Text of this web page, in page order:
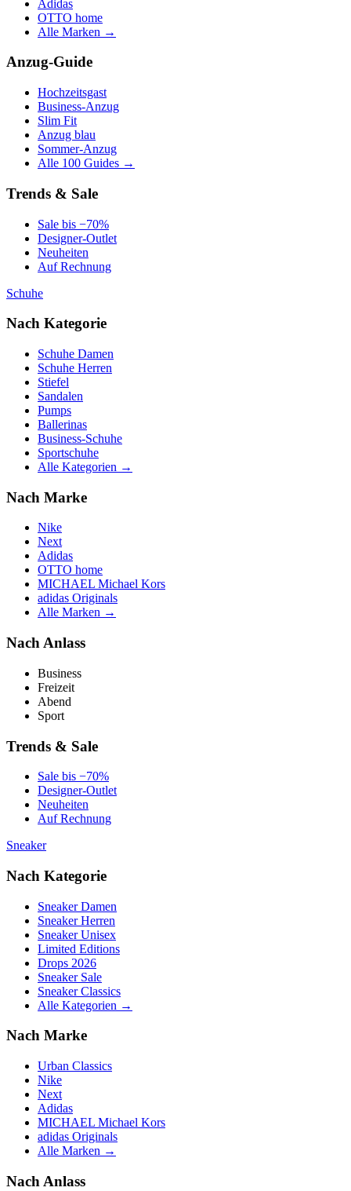
Adidas
OTTO home
Alle Marken →
Anzug-Guide
Hochzeitsgast
Business-Anzug
Slim Fit
Anzug blau
Sommer-Anzug
Alle 100 Guides →
Trends & Sale
Sale bis −70%
Designer-Outlet
Neuheiten
Auf Rechnung
Schuhe
Nach Kategorie
Schuhe Damen
Schuhe Herren
Stiefel
Sandalen
Pumps
Ballerinas
Business-Schuhe
Sportschuhe
Alle Kategorien →
Nach Marke
Nike
Next
Adidas
OTTO home
MICHAEL Michael Kors
adidas Originals
Alle Marken →
Nach Anlass
Business
Freizeit
Abend
Sport
Trends & Sale
Sale bis −70%
Designer-Outlet
Neuheiten
Auf Rechnung
Sneaker
Nach Kategorie
Sneaker Damen
Sneaker Herren
Sneaker Unisex
Limited Editions
Drops 2026
Sneaker Sale
Sneaker Classics
Alle Kategorien →
Nach Marke
Urban Classics
Nike
Next
Adidas
MICHAEL Michael Kors
adidas Originals
Alle Marken →
Nach Anlass